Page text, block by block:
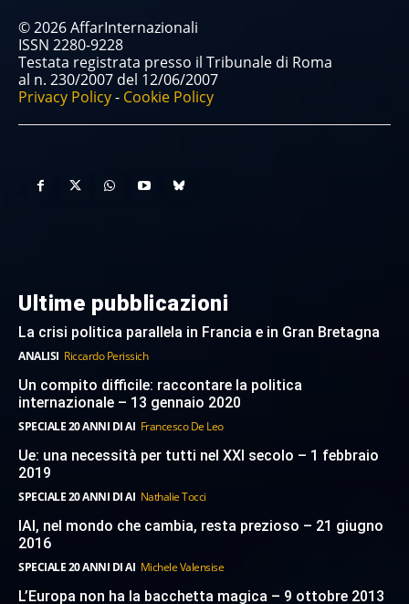
© 2026 AffarInternazionali
ISSN 2280-9228
Testata registrata presso il Tribunale di Roma
al n. 230/2007 del 12/06/2007
Privacy Policy- Cookie Policy
Ultime pubblicazioni
La crisi politica parallela in Francia e in Gran Bretagna
ANALISI Riccardo Perissich
Un compito difficile: raccontare la politica
internazionale – 13 gennaio 2020
SPECIALE 20 ANNI DI AI Francesco De Leo
Ue: una necessità per tutti nel XXI secolo – 1 febbraio
2019
SPECIALE 20 ANNI DI AI Nathalie Tocci
IAI, nel mondo che cambia, resta prezioso – 21 giugno
2016
SPECIALE 20 ANNI DI AI Michele Valensise
L’Europa non ha la bacchetta magica – 9 ottobre 2013